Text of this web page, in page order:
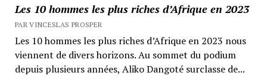
Les 10 hommes les plus riches d’Afrique en 2023
PAR VINCESLAS PROSPER
Les 10 hommes les plus riches d’Afrique en 2023 nous
viennent de divers horizons. Au sommet du podium
depuis plusieurs années, Aliko Dangoté surclasse de...